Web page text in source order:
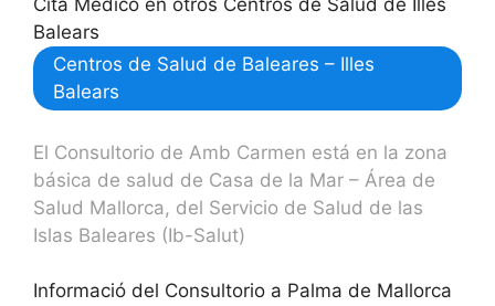
Cita Médico en otros Centros de Salud de Illes
Balears
Centros de Salud de Baleares – Illes
Balears
El Consultorio de Amb Carmen está en la zona
básica de salud de Casa de la Mar – Área de
Salud Mallorca, del Servicio de Salud de las
Islas Baleares (Ib-Salut)
Informació del Consultorio a Palma de Mallorca